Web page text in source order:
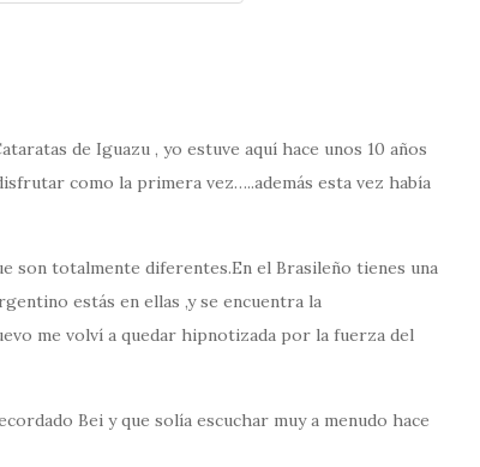
de Iguazu , yo estuve aquí hace unos 10 años
como la primera vez…..además esta vez había
son totalmente diferentes.En el Brasileño tienes una
estás en ellas ,y se encuentra la
me volví a quedar hipnotizada por la fuerza del
Bei y que solía escuchar muy a menudo hace